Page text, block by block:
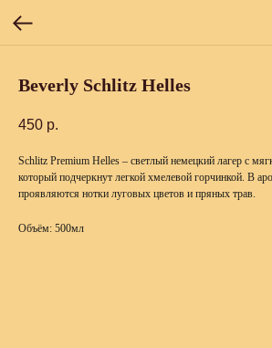
Beverly Schlitz Helles
450 р.
Schlitz Premium Helles – светлый немецкий лагер с
который подчеркнут легкой хмелевой горчинкой. В
проявляются нотки луговых цветов и пряных трав.
Объём: 500мл